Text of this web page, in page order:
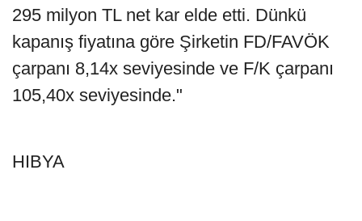
295 milyon TL net kar elde etti. Dünkü
kapanış fiyatına göre Şirketin FD/FAVÖK
çarpanı 8,14x seviyesinde ve F/K çarpanı
105,40x seviyesinde."
HIBYA